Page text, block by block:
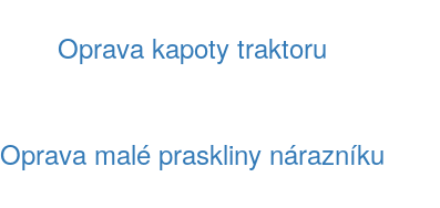
Oprava kapoty traktoru
Oprava malé praskliny nárazníku